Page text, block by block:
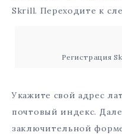
Skrill. Переходите к
Регистрация
Укажите свой адрес
почтовый индекс.
заключительной